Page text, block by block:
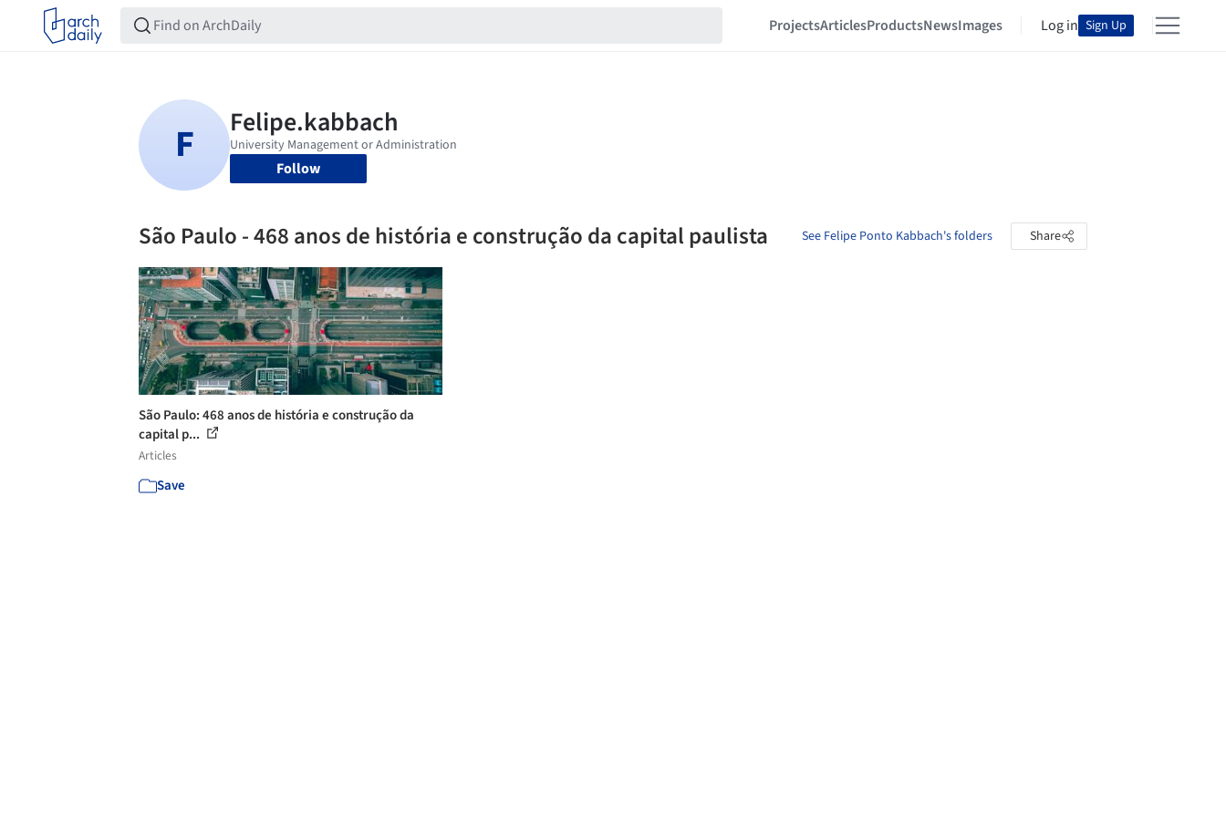
ProjectsArticlesProductsNewsImages Log in Sign Up
Follow
São Paulo - 468 anos de história e construção da capital paulista See Felipe Ponto Kabbach's folders Share
São Paulo: 468 anos de história e construção da
capital p...
Articles
Save